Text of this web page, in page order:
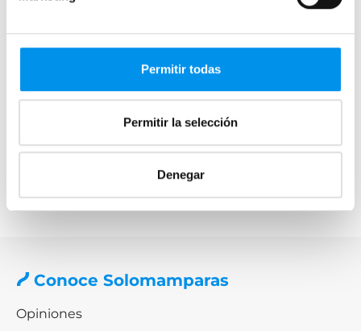
Permitir todas
Permitir la selección
Denegar
Mamparas de bañera Black Friday
Por marca
Mamparas de bañera Doccia
Mamparas de bañera Profiltek
Mamparas de bañera Torvisco
Mamparas de bañera Bruntec
Conoce Solomamparas
Opiniones